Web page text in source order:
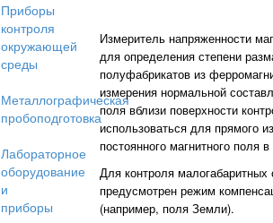
Приборы
контроля
окружающей
среды
Металлографическая
пробоподготовка
Лабораторное
оборудование
и
приборы
Измеритель напряженности
для определения степени
полуфабрикатов из
измерения нормальной
поля вблизи поверхности
использоваться для прямого
постоянного магнитного
Для контроля
предусмотрен режим
(например, поля Земли).